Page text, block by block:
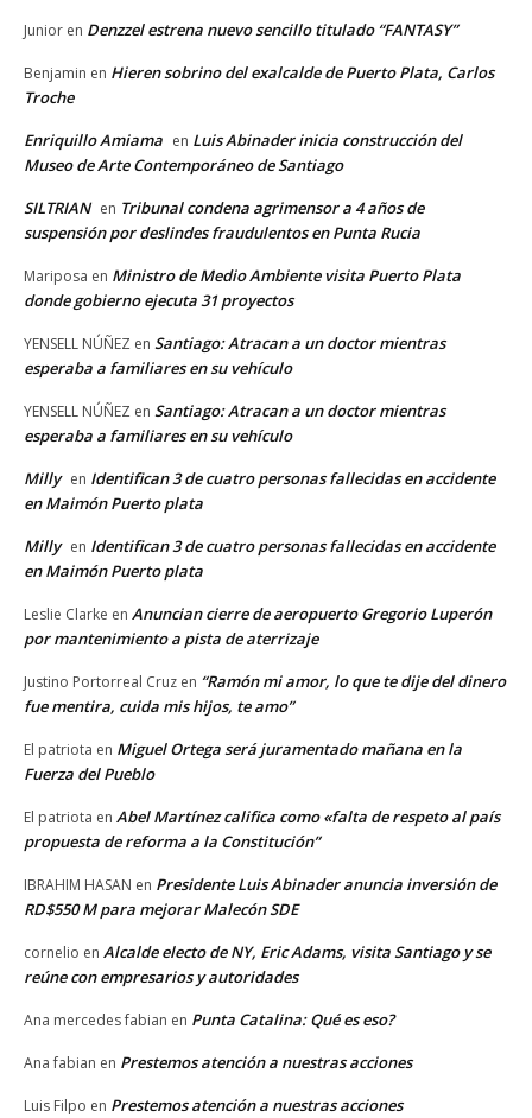
Junior en Denzzel estrena nuevo sencillo titulado “FANTASY”
Benjamin en Hieren sobrino del exalcalde de Puerto Plata, Carlos
Troche
Enriquillo Amiama en Luis Abinader inicia construcción del
Museo de Arte Contemporáneo de Santiago
SILTRIAN en Tribunal condena agrimensor a 4 años de
suspensión por deslindes fraudulentos en Punta Rucia
Mariposa en Ministro de Medio Ambiente visita Puerto Plata
donde gobierno ejecuta 31 proyectos
YENSELL NÚÑEZ en Santiago: Atracan a un doctor mientras
esperaba a familiares en su vehículo
YENSELL NÚÑEZ en Santiago: Atracan a un doctor mientras
esperaba a familiares en su vehículo
Milly en Identifican 3 de cuatro personas fallecidas en accidente
en Maimón Puerto plata
Milly en Identifican 3 de cuatro personas fallecidas en accidente
en Maimón Puerto plata
Leslie Clarke en Anuncian cierre de aeropuerto Gregorio Luperón
por mantenimiento a pista de aterrizaje
Justino Portorreal Cruz en “Ramón mi amor, lo que te dije del dinero
fue mentira, cuida mis hijos, te amo”
El patriota en Miguel Ortega será juramentado mañana en la
Fuerza del Pueblo
El patriota en Abel Martínez califica como «falta de respeto al país
propuesta de reforma a la Constitución”
IBRAHIM HASAN en Presidente Luis Abinader anuncia inversión de
RD$550 M para mejorar Malecón SDE
cornelio en Alcalde electo de NY, Eric Adams, visita Santiago y se
reúne con empresarios y autoridades
Ana mercedes fabian en Punta Catalina: Qué es eso?
Ana fabian en Prestemos atención a nuestras acciones
Luis Filpo en Prestemos atención a nuestras acciones